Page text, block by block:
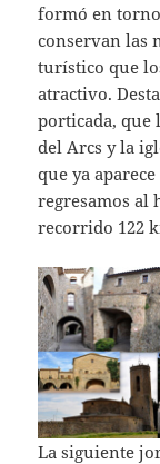
formó en
conservan las
turístico que
atractivo.
porticada, que
del Arcs y la
que ya
regresamos al
recorrido 122
La siguiente